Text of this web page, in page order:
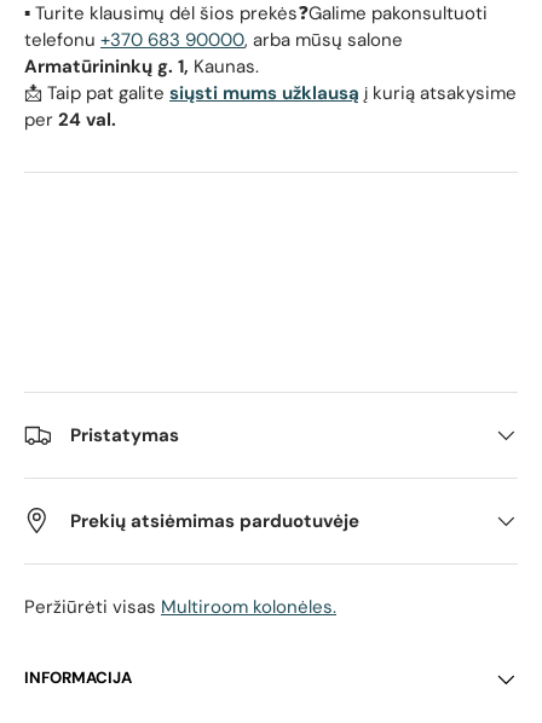
▪️ Turite klausimų dėl šios prekės❓Galime pakonsultuoti
telefonu +370 683 90000, arba mūsų salone
Armatūrininkų g. 1, Kaunas.
📩 Taip pat galite siųsti mums užklausą į kurią atsakysime
per 24 val.
Pristatymas
Prekių atsiėmimas parduotuvėje
Peržiūrėti visas Multiroom kolonėles.
INFORMACIJA